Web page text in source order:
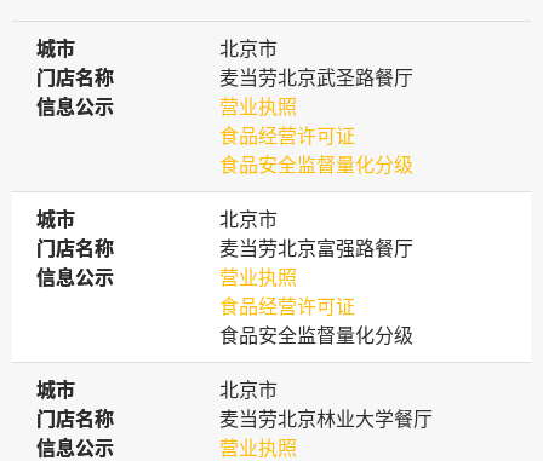
城市
城市
北京市
门店名称
门店名称
麦当劳北京武圣路餐厅
信息公示
信息公示
营业执照
食品经营许可证
食品安全监督量化分级
城市
城市
北京市
门店名称
门店名称
麦当劳北京富强路餐厅
信息公示
信息公示
营业执照
食品经营许可证
食品安全监督量化分级
城市
城市
北京市
门店名称
门店名称
麦当劳北京林业大学餐厅
信息公示
信息公示
营业执照